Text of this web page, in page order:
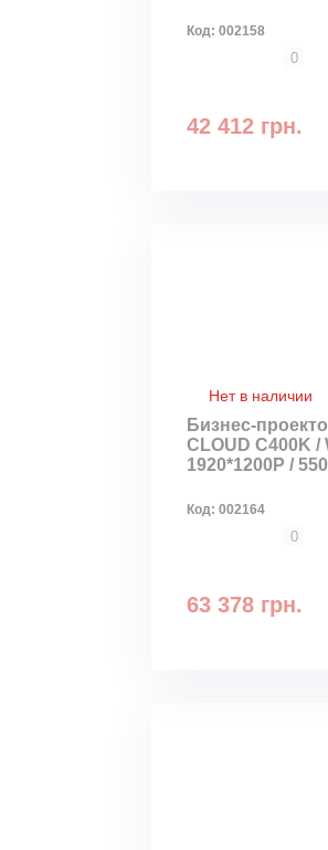
Код:002158
0
42 412 грн.
Нет в наличии
Бизнес-
CLOUD C400K /
1920*1200P /
Код:002164
0
63 378 грн.